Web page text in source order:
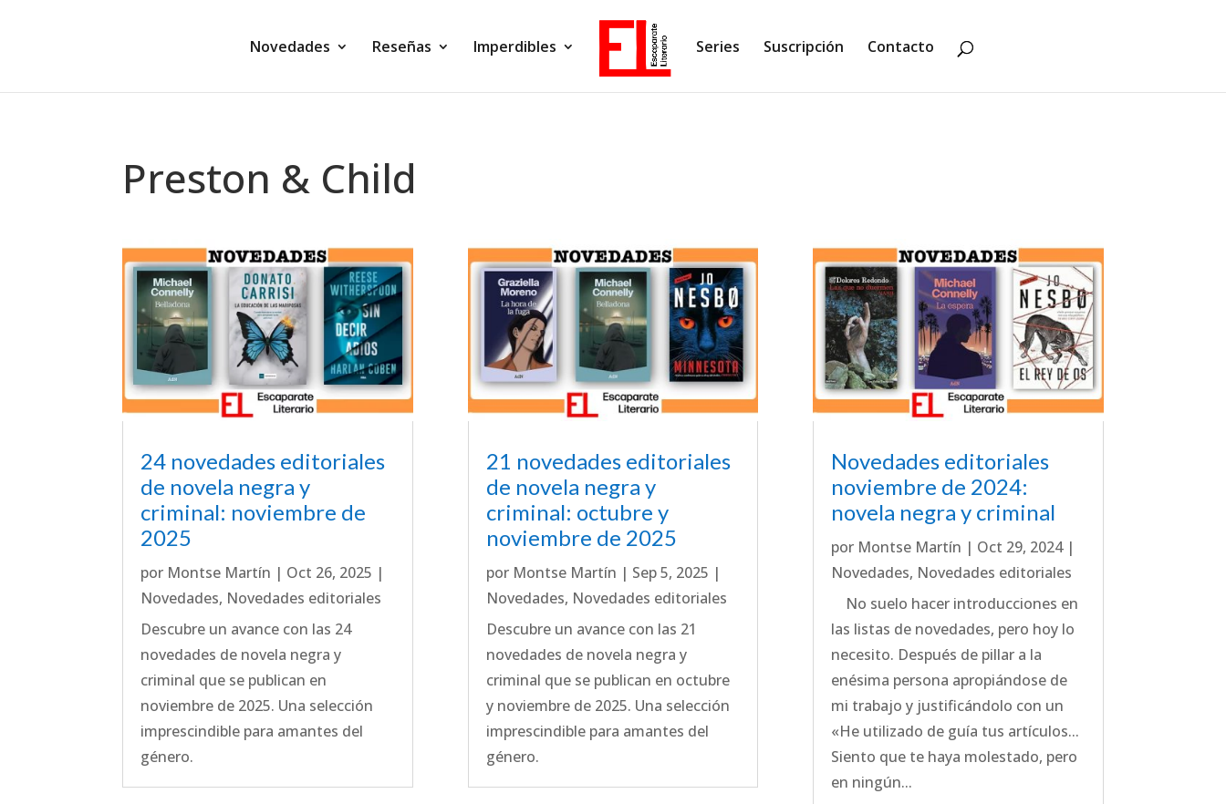
Novedades Reseñas Imperdibles Series Suscripción Contacto
Preston & Child
24 novedades editoriales
de novela negra y
criminal: noviembre de
2025
por Montse Martín | Oct 26, 2025 |
Novedades, Novedades editoriales
Descubre un avance con las 24
novedades de novela negra y
criminal que se publican en
noviembre de 2025. Una selección
imprescindible para amantes del
género.
21 novedades editoriales
de novela negra y
criminal: octubre y
noviembre de 2025
por Montse Martín | Sep 5, 2025 |
Novedades, Novedades editoriales
Descubre un avance con las 21
novedades de novela negra y
criminal que se publican en octubre
y noviembre de 2025. Una selección
imprescindible para amantes del
género.
Novedades editoriales
noviembre de 2024:
novela negra y criminal
por Montse Martín | Oct 29, 2024|
Novedades, Novedades editoriales
No suelo hacer introducciones en
las listas de novedades, pero hoy lo
necesito. Después de pillar a la
enésima persona apropiándose de
mi trabajo y justificándolo con un
«He utilizado de guía tus artículos...
Siento que te haya molestado, pero
en ningún...